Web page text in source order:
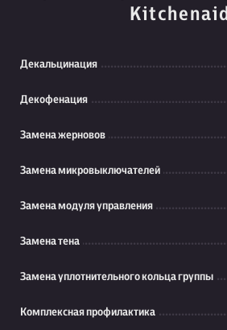
Kitchenaid
Декальцинация
Декофенация
Замена жерновов
Замена микровыключателей
Замена модуля управления
Замена тена
Замена уплотнительного кольца группы
Комплексная профилактика